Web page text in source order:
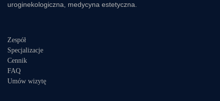
uroginekologiczna, medycyna estetyczna.
Zespół
Specjalizacje
Cennik
FAQ
Umów wizytę